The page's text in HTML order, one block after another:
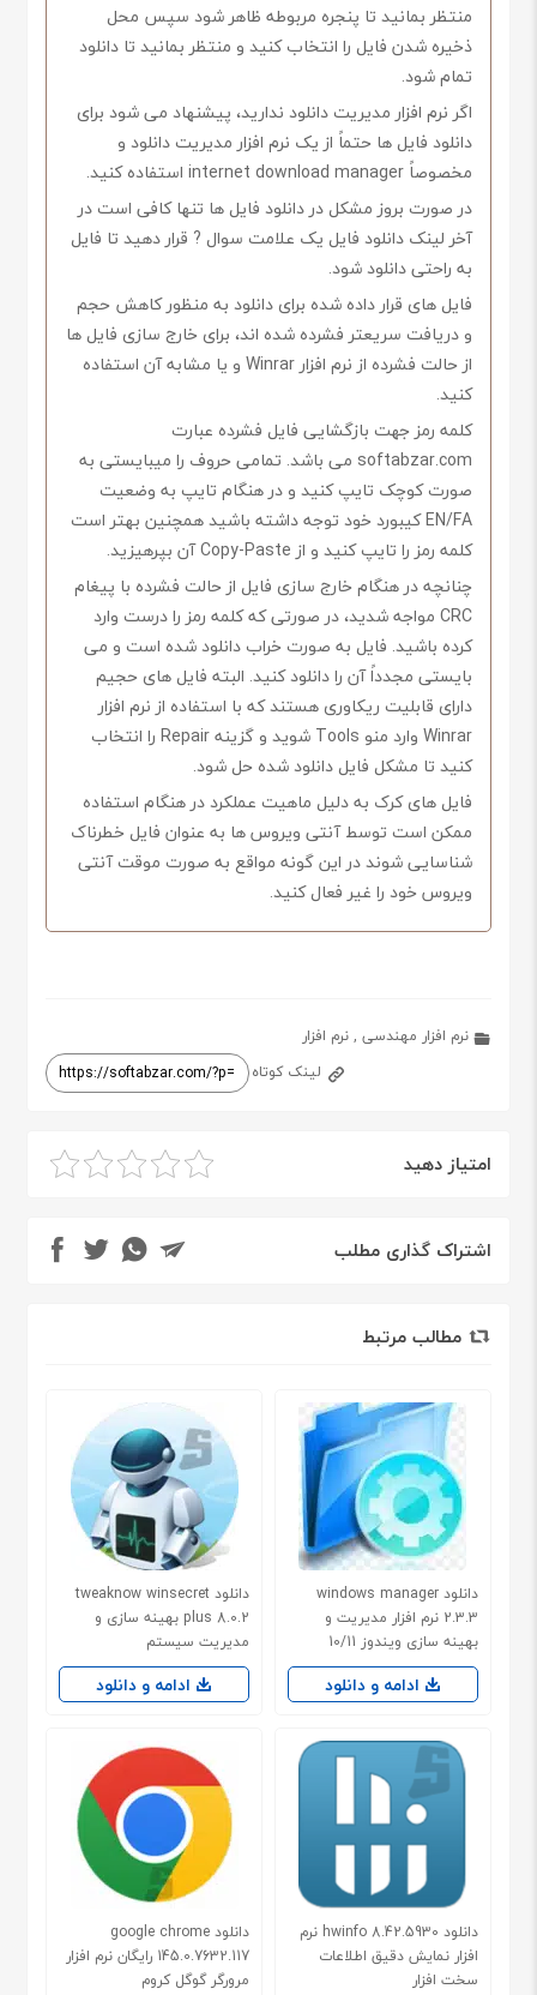
منتظر بمانید تا پنجره مربوطه ظاهر شود سپس محل
ذخیره شدن فایل را انتخاب کنید و منتظر بمانید تا دانلود
تمام شود.
اگر نرم افزار مدیریت دانلود ندارید، پیشنهاد می شود برای
دانلود فایل ها حتماً از یک نرم افزار مدیریت دانلود و
مخصوصاً internet download manager استفاده کنید.
در صورت بروز مشکل در دانلود فایل ها تنها کافی است در
آخر لینک دانلود فایل یک علامت سوال ? قرار دهید تا فایل
به راحتی دانلود شود.
فایل های قرار داده شده برای دانلود به منظور کاهش حجم
و دریافت سریعتر فشرده شده اند، برای خارج سازی فایل ها
از حالت فشرده از نرم افزار Winrar و یا مشابه آن استفاده
کنید.
کلمه رمز جهت بازگشایی فایل فشرده عبارت
softabzar.com می باشد. تمامی حروف را میبایستی به
صورت کوچک تایپ کنید و در هنگام تایپ به وضعیت
EN/FA کیبورد خود توجه داشته باشید همچنین بهتر است
کلمه رمز را تایپ کنید و از Copy-Paste آن بپرهیزید.
چنانچه در هنگام خارج سازی فایل از حالت فشرده با پیغام
CRC مواجه شدید، در صورتی که کلمه رمز را درست وارد
کرده باشید. فایل به صورت خراب دانلود شده است و می
بایستی مجدداً آن را دانلود کنید. البته فایل های حجیم
دارای قابلیت ریکاوری هستند که با استفاده از نرم افزار
Winrar وارد منو Tools شوید و گزینه Repair را انتخاب
کنید تا مشکل فایل دانلود شده حل شود.
فایل های کرک به دلیل ماهیت عملکرد در هنگام استفاده
ممکن است توسط آنتی ویروس ها به عنوان فایل خطرناک
شناسایی شوند در این گونه مواقع به صورت موقت آنتی
ویروس خود را غیر فعال کنید.
نرم افزار مهندسی ,نرم افزار
لینک کوتاه
امتیاز دهید
اشتراک گذاری مطلب
مطالب مرتبط
دانلود windows manager
2.3.3 نرم افزار مدیریت و
بهینه سازی ویندوز 10/11
ادامه و دانلود
دانلود tweaknow winsecret
plus 8.0.2 بهینه سازی و
مدیریت سیستم
ادامه و دانلود
دانلود hwinfo 8.42.5930 نرم
افزار نمایش دقیق اطلاعات
سخت افزار
دانلود google chrome
145.0.7632.117 رایگان نرم افزار
مرورگر گوگل کروم